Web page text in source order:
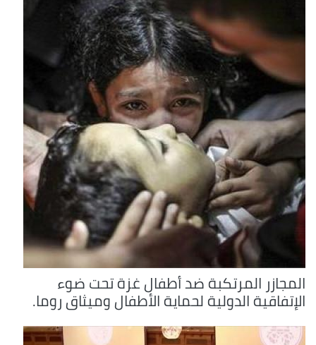
المجازر المرتكبة ضد أطفال غزة تحت ضوء
الإتفاقية الدولية لحماية الأطفال وميثاق روما.